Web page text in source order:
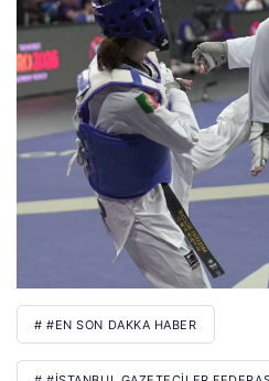
# #EN SON DAKKA HABER